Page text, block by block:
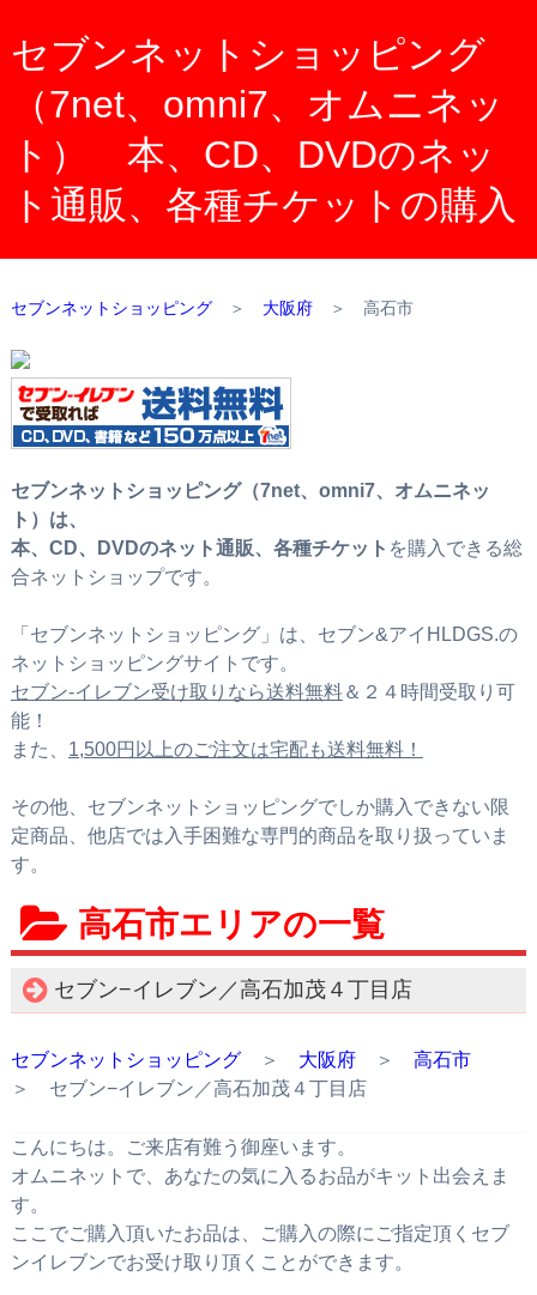
セブンネットショッピング
（7net、omni7、オムニネッ
ト） 本、CD、DVDのネッ
ト通販、各種チケットの購入
セブンネットショッピング＞ 大阪府＞ 高石市
セブンネットショッピング（7net、omni7、オムニネッ
ト）は、
本、CD、DVDのネット通販、各種チケット を購入できる総
合ネットショップです。
「セブンネットショッピング」は、セブン&アイHLDGS.の
ネットショッピングサイトです。
セブン‐イレブン受け取りなら送料無料＆２４時間受取り可
能！
また、 1,500円以上のご注文は宅配も送料無料！
その他、セブンネットショッピングでしか購入できない限
定商品、他店では入手困難な専門的商品を取り扱っていま
す。
高石市エリアの一覧
セブン−イレブン／高石加茂４丁目店
セブンネットショッピング＞ 大阪府＞ 高石市
＞ セブン−イレブン／高石加茂４丁目店
こんにちは。ご来店有難う御座います。
オムニネットで、あなたの気に入るお品がキット出会えま
す。
ここでご購入頂いたお品は、ご購入の際にご指定頂くセブ
ンイレブンでお受け取り頂くことができます。